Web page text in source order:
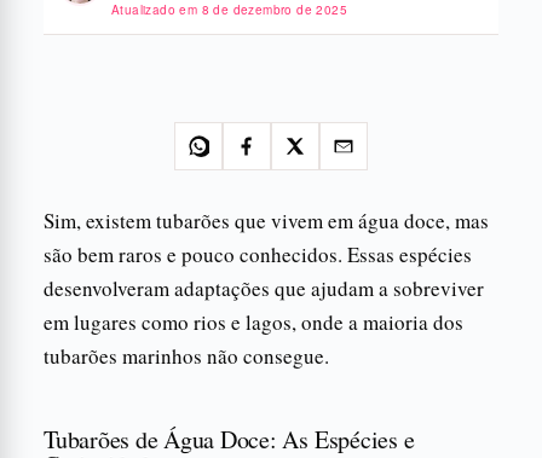
Atualizado em 8 de dezembro de 2025
Sim, existem tubarões que vivem em água doce, mas
são bem raros e pouco conhecidos. Essas espécies
desenvolveram adaptações que ajudam a sobreviver
em lugares como rios e lagos, onde a maioria dos
tubarões marinhos não consegue.
Tubarões de Água Doce: As Espécies e